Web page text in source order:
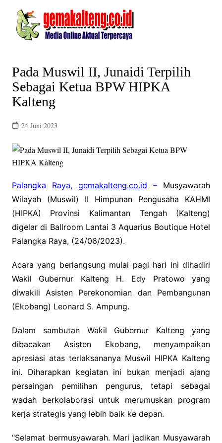
content
Pada Muswil II, Junaidi Terpilih
Sebagai Ketua BPW HIPKA
Kalteng
24 Juni 2023
Palangka Raya, gemakalteng.co.id – Musyawarah
Wilayah (Muswil) II Himpunan Pengusaha KAHMI
(HIPKA) Provinsi Kalimantan Tengah (Kalteng)
digelar di Ballroom Lantai 3 Aquarius Boutique Hotel
Palangka Raya, (24/06/2023).
Acara yang berlangsung mulai pagi hari ini dihadiri
Wakil Gubernur Kalteng H. Edy Pratowo yang
diwakili Asisten Perekonomian dan Pembangunan
(Ekobang) Leonard S. Ampung.
Dalam sambutan Wakil Gubernur Kalteng yang
dibacakan Asisten Ekobang, menyampaikan
apresiasi atas terlaksananya Muswil HIPKA Kalteng
ini. Diharapkan kegiatan ini bukan menjadi ajang
persaingan pemilihan pengurus, tetapi sebagai
wadah berkolaborasi untuk merumuskan program
kerja strategis yang lebih baik ke depan.
“Selamat bermusyawarah. Mari jadikan Musyawarah